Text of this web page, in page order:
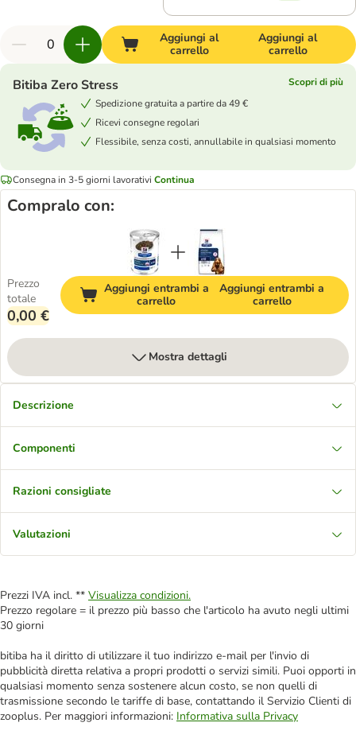
Aggiungi al
carrello
Aggiungi al
carrello
Bitiba Zero Stress
Scopri di più
Spedizione gratuita a partire da 49 €
Ricevi consegne regolari
Flessibile, senza costi, annullabile in qualsiasi momento
Consegna in 3-5 giorni lavorativi Continua
Compralo con:
Prezzo
totale
0,00 €
Aggiungi entrambi a
carrello
Aggiungi entrambi a
carrello
Mostra dettagli
Descrizione
Componenti
Razioni consigliate
Valutazioni
Prezzi IVA incl. ** Visualizza condizioni.
Prezzo regolare = il prezzo più basso che l'articolo ha avuto negli ultimi
30 giorni
bitiba ha il diritto di utilizzare il tuo indirizzo e-mail per l'invio di
pubblicità diretta relativa a propri prodotti o servizi simili. Puoi opporti in
qualsiasi momento senza sostenere alcun costo, se non quelli di
trasmissione secondo le tariffe di base, contattando il Servizio Clienti di
zooplus. Per maggiori informazioni: Informativa sulla Privacy